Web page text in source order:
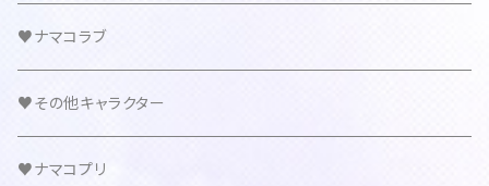
♥ナマコラブ
♥その他キャラクター
♥ナマコプリ